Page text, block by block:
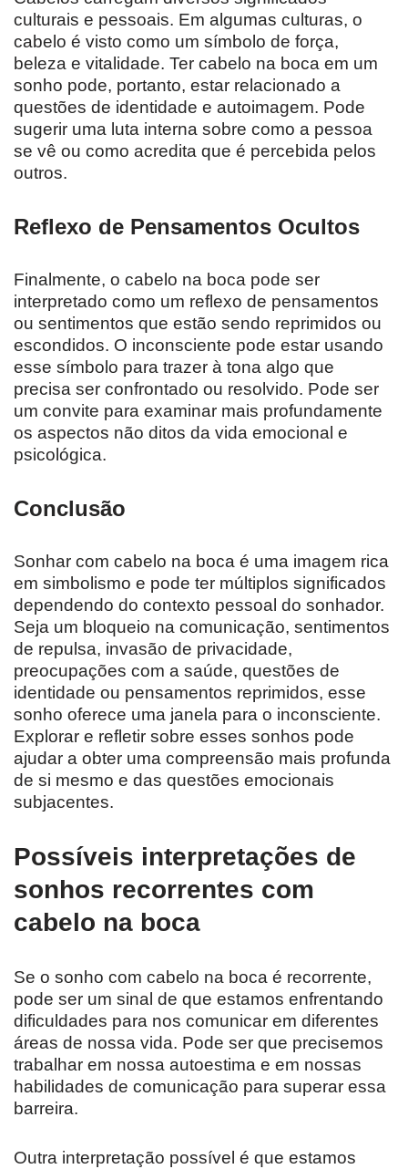
culturais e pessoais. Em algumas culturas, o
cabelo é visto como um símbolo de força,
beleza e vitalidade. Ter cabelo na boca em um
sonho pode, portanto, estar relacionado a
questões de identidade e autoimagem. Pode
sugerir uma luta interna sobre como a pessoa
se vê ou como acredita que é percebida pelos
outros.
Reflexo de Pensamentos Ocultos
Finalmente, o cabelo na boca pode ser
interpretado como um reflexo de pensamentos
ou sentimentos que estão sendo reprimidos ou
escondidos. O inconsciente pode estar usando
esse símbolo para trazer à tona algo que
precisa ser confrontado ou resolvido. Pode ser
um convite para examinar mais profundamente
os aspectos não ditos da vida emocional e
psicológica.
Conclusão
Sonhar com cabelo na boca é uma imagem rica
em simbolismo e pode ter múltiplos significados
dependendo do contexto pessoal do sonhador.
Seja um bloqueio na comunicação, sentimentos
de repulsa, invasão de privacidade,
preocupações com a saúde, questões de
identidade ou pensamentos reprimidos, esse
sonho oferece uma janela para o inconsciente.
Explorar e refletir sobre esses sonhos pode
ajudar a obter uma compreensão mais profunda
de si mesmo e das questões emocionais
subjacentes.
Possíveis interpretações de
sonhos recorrentes com
cabelo na boca
Se o sonho com cabelo na boca é recorrente,
pode ser um sinal de que estamos enfrentando
dificuldades para nos comunicar em diferentes
áreas de nossa vida. Pode ser que precisemos
trabalhar em nossa autoestima e em nossas
habilidades de comunicação para superar essa
barreira.
Outra interpretação possível é que estamos